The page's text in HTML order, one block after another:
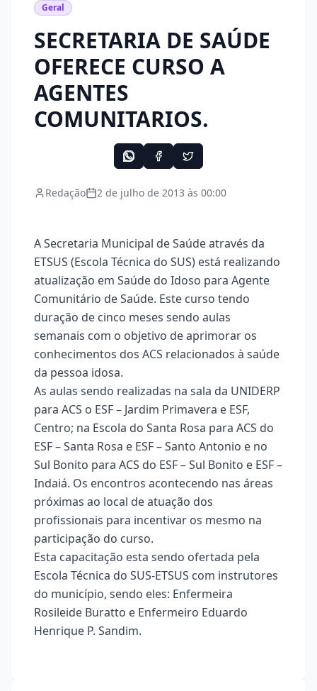
Geral
SECRETARIA DE SAÚDE
OFERECE CURSO A
AGENTES
COMUNITARIOS.
Redação 2 de julho de 2013 às 00:00
A Secretaria Municipal de Saúde através da
ETSUS (Escola Técnica do SUS) está realizando
atualização em Saúde do Idoso para Agente
Comunitário de Saúde. Este curso tendo
duração de cinco meses sendo aulas
semanais com o objetivo de aprimorar os
conhecimentos dos ACS relacionados à saúde
da pessoa idosa.
As aulas sendo realizadas na sala da UNIDERP
para ACS o ESF – Jardim Primavera e ESF,
Centro; na Escola do Santa Rosa para ACS do
ESF – Santa Rosa e ESF – Santo Antonio e no
Sul Bonito para ACS do ESF – Sul Bonito e ESF –
Indaiá. Os encontros acontecendo nas áreas
próximas ao local de atuação dos
profissionais para incentivar os mesmo na
participação do curso.
Esta capacitação esta sendo ofertada pela
Escola Técnica do SUS-ETSUS com instrutores
do município, sendo eles: Enfermeira
Rosileide Buratto e Enfermeiro Eduardo
Henrique P. Sandim.